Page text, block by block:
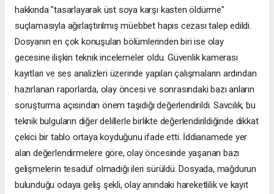
hakkında "tasarlayarak üst soya karşı kasten öldürme"
suçlamasıyla ağırlaştırılmış müebbet hapis cezası talep edildi.
Dosyanın en çok konuşulan bölümlerinden biri ise olay
gecesine ilişkin teknik incelemeler oldu. Güvenlik kamerası
kayıtları ve ses analizleri üzerinde yapılan çalışmaların ardından
hazırlanan raporlarda, olay öncesi ve sonrasındaki bazı anların
soruşturma açısından önem taşıdığı değerlendirildi. Savcılık, bu
teknik bulguların diğer delillerle birlikte değerlendirildiğinde dikkat
çekici bir tablo ortaya koyduğunu ifade etti. İddianamede yer
alan değerlendirmelere göre, olay öncesinde yaşanan bazı
gelişmelerin tesadüf olmadığı ileri sürüldü. Dosyada, mağdurun
bulunduğu odaya geliş şekli, olay anındaki hareketlilik ve kayıt